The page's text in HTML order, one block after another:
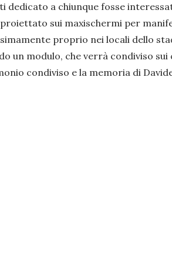
a chiunque fosse
sui maxischermi per
proprio nei locali dello
modulo, che verrà condiviso
condiviso e la memoria di